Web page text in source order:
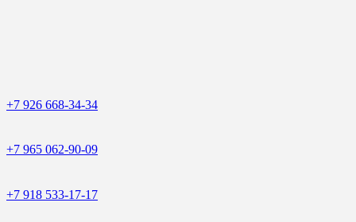
+7 926 668-34-34
+7 965 062-90-09
+7 918 533-17-17